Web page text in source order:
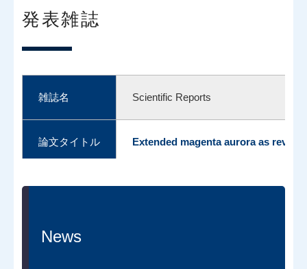
発表雑誌
雑誌名 Scientific Reports
論文タイトル Extended magenta aurora as
News